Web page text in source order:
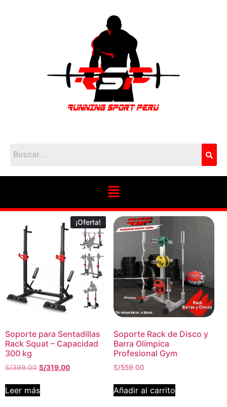
¡Oferta!
Soporte para Sentadillas
Rack Squat – Capacidad
300 kg
S/399.00 S/319.00
Leer más
Soporte Rack de Disco y
Barra Olímpica
Profesional Gym
S/559.00
Añadir al carrito